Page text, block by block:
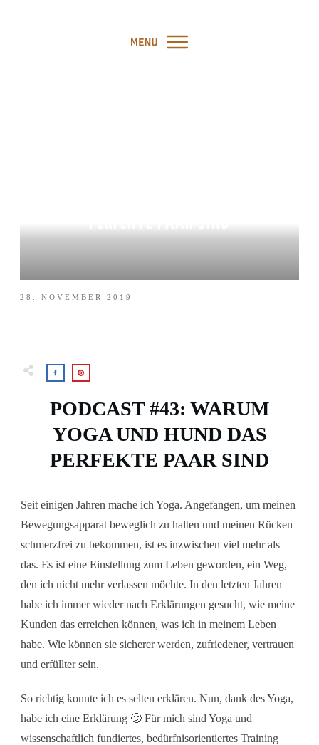
28. NOVEMBER 2019
PODCAST #43: WARUM
YOGA UND HUND DAS
PERFEKTE PAAR SIND
Seit einigen Jahren mache ich Yoga. Angefangen, um meinen
Bewegungsapparat beweglich zu halten und meinen Rücken
schmerzfrei zu bekommen, ist es inzwischen viel mehr als
das. Es ist eine Einstellung zum Leben geworden, ein Weg,
den ich nicht mehr verlassen möchte. In den letzten Jahren
habe ich immer wieder nach Erklärungen gesucht, wie meine
Kunden das erreichen können, was ich in meinem Leben
habe. Wie können sie sicherer werden, zufriedener, vertrauen
und erfüllter sein.
So richtig konnte ich es selten erklären. Nun, dank des Yoga,
habe ich eine Erklärung 🙂 Für mich sind Yoga und
wissenschaftlich fundiertes, bedürfnisorientiertes Training